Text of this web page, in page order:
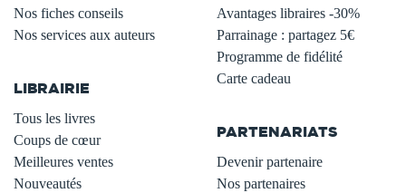
Nos fiches conseils
Nos services aux auteurs
LIBRAIRIE
Tous les livres
Coups de cœur
Meilleures ventes
Nouveautés
Avantages libraires -30%
Parrainage : partagez 5€
Programme de fidélité
Carte cadeau
PARTENARIATS
Devenir partenaire
Nos partenaires